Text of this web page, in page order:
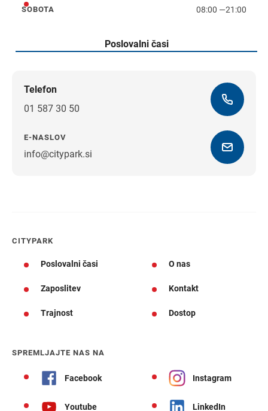
sobota
SOBOTA 08:00 —21:00
Poslovalni časi
Telefon
01 587 30 50
E-NASLOV
info@citypark.si
CITYPARK
Poslovalni časi O nas
Zaposlitev Kontakt
Trajnost Dostop
SPREMLJAJTE NAS NA
Facebook Instagram
Youtube LinkedIn